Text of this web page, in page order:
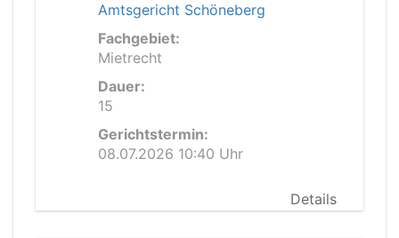
Amtsgericht Schöneberg
Fachgebiet:
Mietrecht
Dauer:
15
Gerichtstermin:
08.07.2026 10:40 Uhr
Details